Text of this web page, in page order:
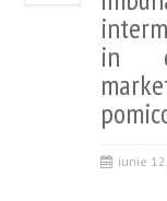
in
iunie